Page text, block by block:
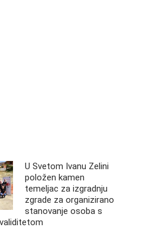
U Svetom Ivanu Zelini
položen kamen
temeljac za izgradnju
zgrade za organizirano
stanovanje osoba s